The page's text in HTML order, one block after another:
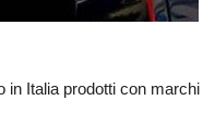
in Italia prodotti con marchi